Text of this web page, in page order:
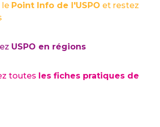
le Point Info de l'USPO et restez
USPO en régions
toutes les fiches pratiques de